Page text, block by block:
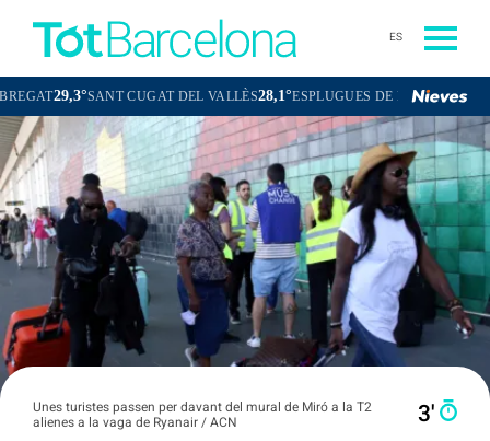
ES
29,3°SANT CUGAT DEL VALLÈS28,1°ESPLUGUES DE LLOBREGAT28,8°
Unes turistes passen per davant del mural de Miró a la T2
alienes a la vaga de Ryanair / ACN
3′